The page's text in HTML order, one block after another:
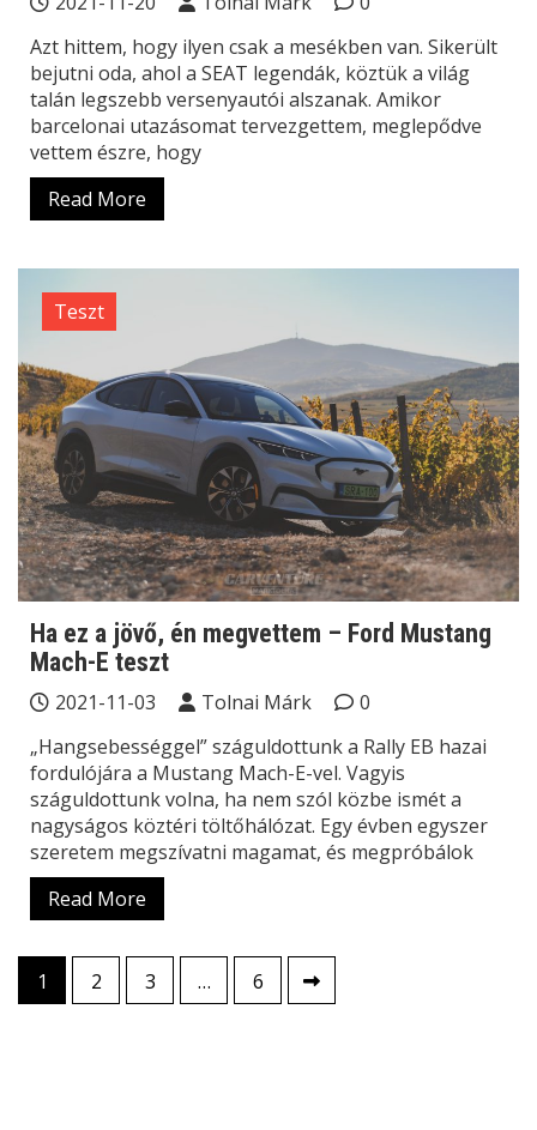
Azt hittem, hogy ilyen csak a mesékben van. Sikerült
bejutni oda, ahol a SEAT legendák, köztük a világ
talán legszebb versenyautói alszanak. Amikor
barcelonai utazásomat tervezgettem, meglepődve
vettem észre, hogy
Read More
Teszt
Ha ez a jövő, én megvettem – Ford Mustang
Mach-E teszt
2021-11-03 Tolnai Márk
0
„Hangsebességgel” száguldottunk a Rally EB hazai
fordulójára a Mustang Mach-E-vel. Vagyis
száguldottunk volna, ha nem szól közbe ismét a
nagyságos köztéri töltőhálózat. Egy évben egyszer
szeretem megszívatni magamat, és megpróbálok
Read More
Bejegyzések
lapozása
1 2 3 … 6